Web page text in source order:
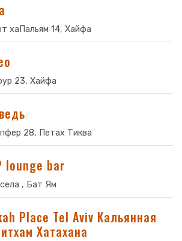
хаПальям 14, Хайфа
23, Хайфа
28, Петах Тиква
lounge bar
, Бат Ям
Place Tel Aviv Кальянная
Хатахана